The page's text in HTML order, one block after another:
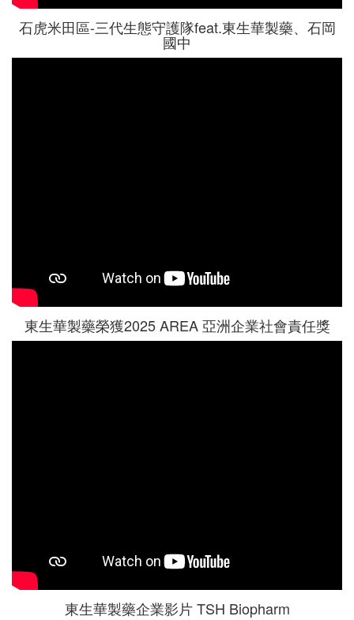
石虎米田區-三代生態守護隊feat.東生華製藥、石岡
國中
東生華製藥榮獲2025 AREA 亞洲企業社會責任獎
東生華製藥企業影片 TSH Biopharm